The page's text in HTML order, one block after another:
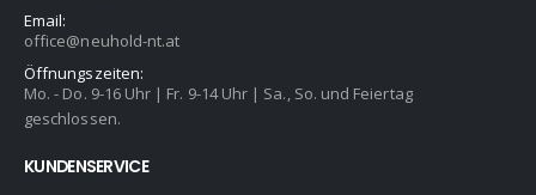
Email:
office@neuhold-nt.at
Öffnungszeiten:
Mo. - Do. 9-16 Uhr | Fr. 9-14 Uhr | Sa., So. und Feiertag
geschlossen.
KUNDENSERVICE